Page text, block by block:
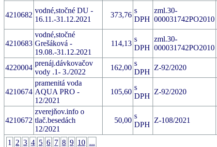
4210682
vodné,stočné DU -
16.11.-31.12.2021
373,76
s
DPH
zml.30-
000031742PO2010
4210683
vodné,stočné
Grešáková -
19.08.-31.12.2021
114,13
s
DPH
zml.30-
000031742PO2010
4220004
prenáj.dávkovačov
vody .1- 3./2022
162,00
s
DPH
Z-92/2020
4210674
pramenitá voda
AQUA PRO -
12/2021
105,60
s
DPH
Z-92/2020
4210672
zverejňov.info o
tlač.besedách
12/2021
50,00
s
DPH
Z-108/2021
1 2 3 4 5 6 7 8 9 10 ...